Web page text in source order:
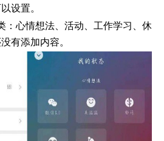
设置。
：心情想法、活动、工作学习、休
有添加内容。